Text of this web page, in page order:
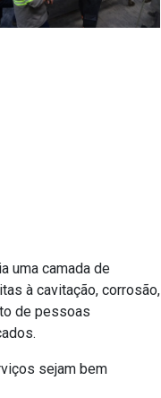
uma camada de
à cavitação, corrosão,
de pessoas
sejam bem